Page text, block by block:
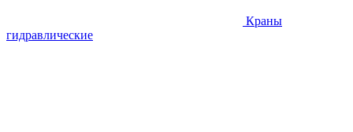
Краны
гидравлические